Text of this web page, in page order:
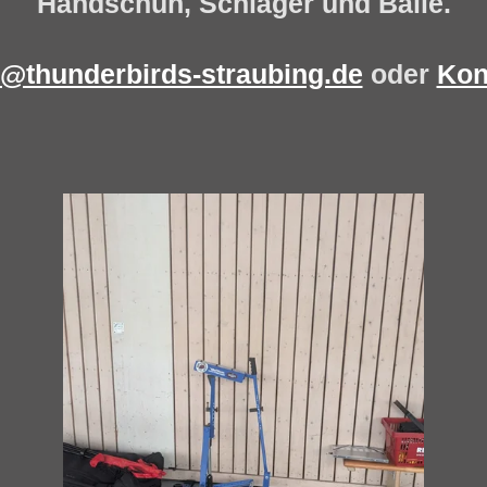
straubing.de oder